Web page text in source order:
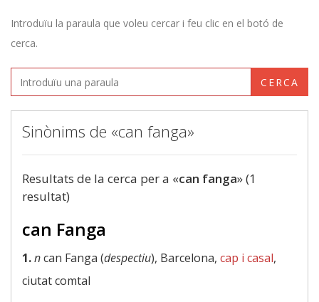
Introduïu la paraula que voleu cercar i feu clic en el botó de
cerca.
CERCA
Sinònims de «can fanga»
Resultats de la cerca per a «can fanga» (1
resultat)
can Fanga
1.ncan Fanga (despectiu), Barcelona, cap i casal,
ciutat comtal